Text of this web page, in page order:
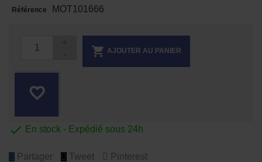
Référence MOT101666
 AJOUTER AU PANIER
favorite_border
 En stock - Expédié sous 24h
Partager Tweet Pinterest